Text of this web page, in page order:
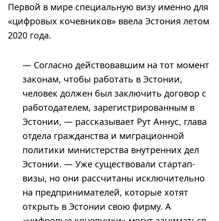
Первой в мире специальную визу именно для
«цифровых кочевников» ввела Эстония летом
2020 года.
— Согласно действовавшим на тот момент
законам, чтобы работать в Эстонии,
человек должен был заключить договор с
работодателем, зарегистрированным в
Эстонии, — рассказывает Рут Аннус, глава
отдела гражданства и миграционной
политики министерства внутренних дел
Эстонии. — Уже существовали стартап-
визы, но они рассчитаны исключительно
на предпринимателей, которые хотят
открыть в Эстонии свою фирму. А